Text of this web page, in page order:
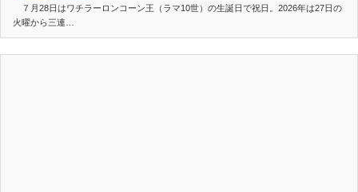
７月28日はワチラーロンコーン王（ラマ10世）の生誕日で祝日。2026年は27日の
火曜から三連…